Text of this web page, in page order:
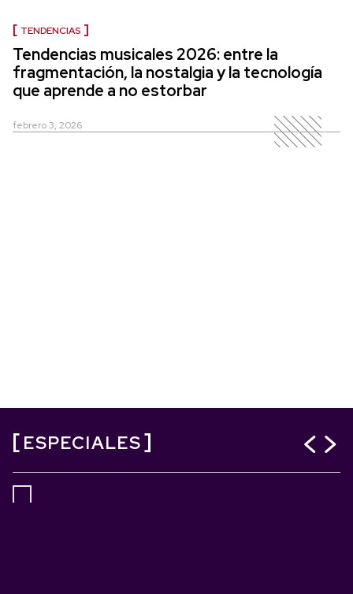
TENDENCIAS
Tendencias musicales 2026: entre la
fragmentación, la nostalgia y la tecnología
que aprende a no estorbar
febrero 3, 2026
ESPECIALES